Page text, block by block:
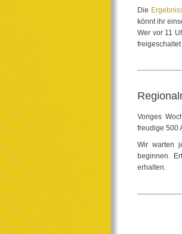
Die
könnt ihr
Wer vor 11
Voriges
freudige 500
Wir warten
beginnen.
erhalten.